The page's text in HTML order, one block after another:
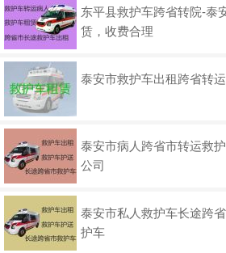
东平县救护车跨省转院-泰
赁，收费合理
泰安市救护车出租跨省转
泰安市病人跨省市转运救
公司
泰安市私人救护车长途跨
护车